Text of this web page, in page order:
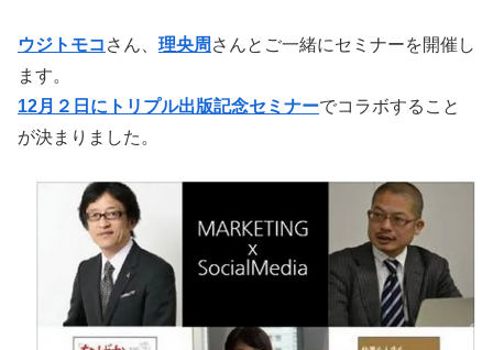
ウジトモコ さん、 理央周 さんとご一緒にセミナーを開催し
ます。
12月２日にトリプル出版記念セミナーでコラボすること
が決まりました。